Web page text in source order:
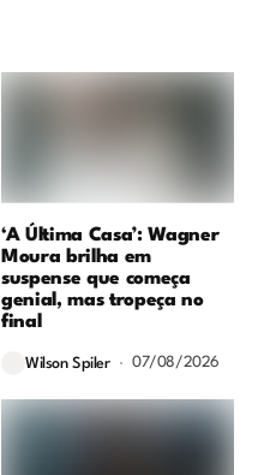
‘A Última Casa’: Wagner
Moura brilha em
suspense que começa
genial, mas tropeça no
final
Wilson Spiler 07/08/2026